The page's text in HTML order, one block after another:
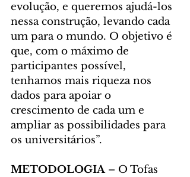
evolução, e queremos ajudá-los
nessa construção, levando cada
um para o mundo. O objetivo é
que, com o máximo de
participantes possível,
tenhamos mais riqueza nos
dados para apoiar o
crescimento de cada um e
ampliar as possibilidades para
os universitários”.
METODOLOGIA – O Tofas